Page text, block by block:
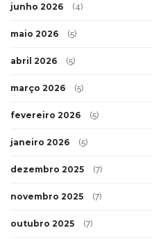
junho 2026 (4)
maio 2026 (5)
abril 2026 (5)
março 2026 (5)
fevereiro 2026 (5)
janeiro 2026 (5)
dezembro 2025 (7)
novembro 2025 (7)
outubro 2025 (7)